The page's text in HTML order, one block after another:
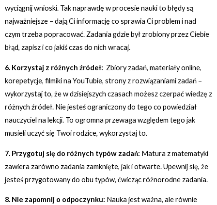
wyciągnij wnioski. Tak naprawdę w procesie nauki to błędy są
najważniejsze – dają Ci informację co sprawia Ci problem i nad
czym trzeba popracować. Zadania gdzie był zrobiony przez Ciebie
błąd, zapisz i co jakiś czas do nich wracaj.
6. Korzystaj z różnych źródeł: Zbiory zadań, materiały online,
korepetycje, filmiki na YouTubie, strony z rozwiązaniami zadań –
wykorzystaj to, że w dzisiejszych czasach możesz czerpać wiedzę z
różnych źródeł. Nie jesteś ograniczony do tego co powiedział
nauczyciel na lekcji. To ogromna przewaga względem tego jak
musieli uczyć się Twoi rodzice, wykorzystaj to.
7. Przygotuj się do różnych typów zadań: Matura z matematyki
zawiera zarówno zadania zamknięte, jak i otwarte. Upewnij się, że
jesteś przygotowany do obu typów, ćwicząc różnorodne zadania.
8. Nie zapomnij o odpoczynku: Nauka jest ważna, ale równie